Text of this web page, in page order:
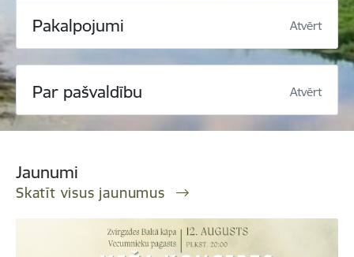
Pakalpojumi Atvērt
Par pašvaldību Atvērt
Jaunumi
Skatīt visus jaunumus